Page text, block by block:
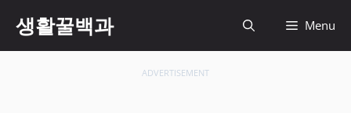
생활꿀백과 Menu
ADVERTISEMENT